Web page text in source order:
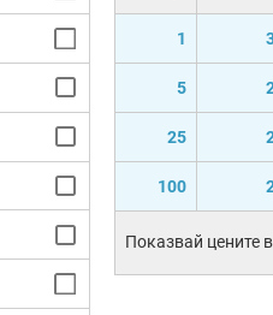
1
5
25
100
Показвай цените в